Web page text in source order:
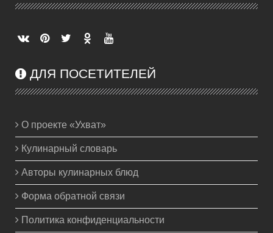
ДЛЯ ПОСЕТИТЕЛЕЙ
О проекте «Ухват»
Кулинарный словарь
Авторы кулинарных блюд
Форма обратной связи
Политика конфиденциальности